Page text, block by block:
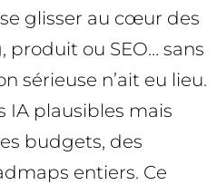
glisser au cœur des
ou SEO… sans
sérieuse n’ait eu lieu.
IA plausibles mais
budgets, des
entiers. Ce